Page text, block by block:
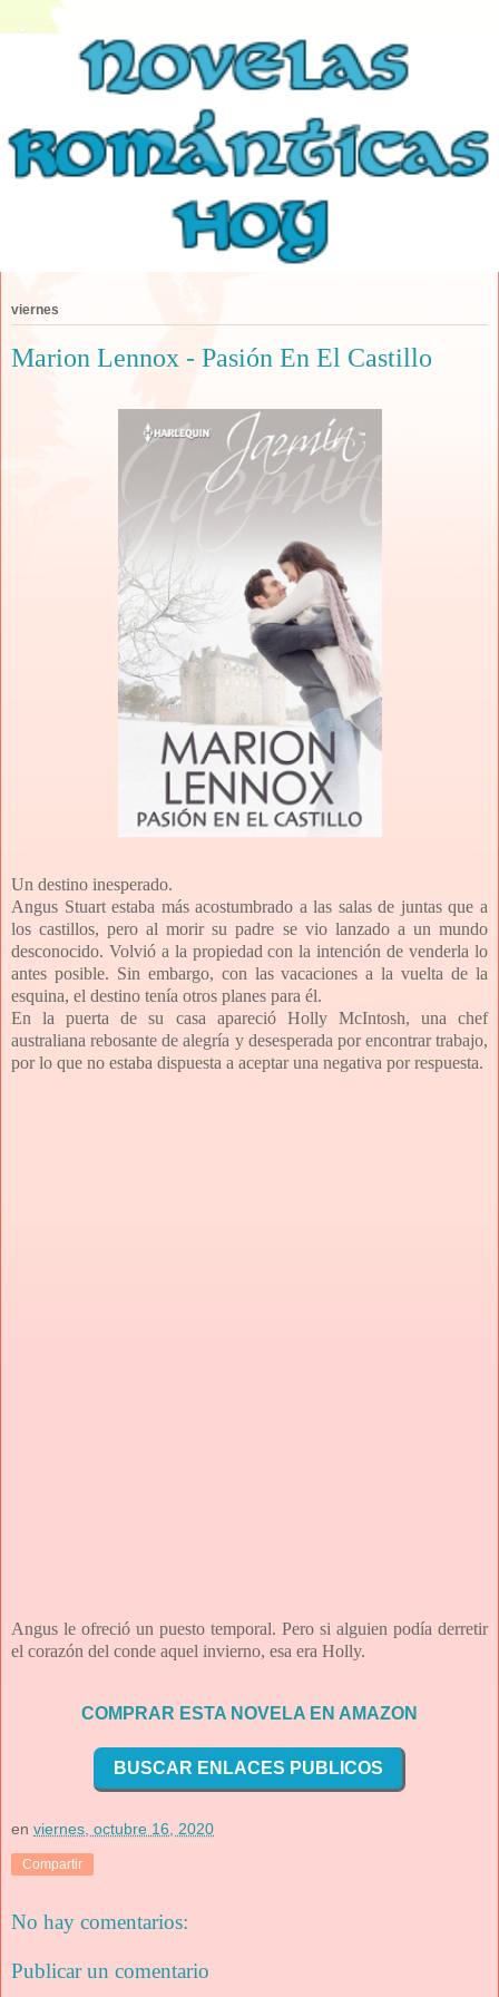
viernes
Marion Lennox - Pasión En El Castillo
Un destino inesperado.
Angus Stuart estaba más acostumbrado a las salas de juntas que a
los castillos, pero al morir su padre se vio lanzado a un mundo
desconocido. Volvió a la propiedad con la intención de venderla lo
antes posible. Sin embargo, con las vacaciones a la vuelta de la
esquina, el destino tenía otros planes para él.
En la puerta de su casa apareció Holly McIntosh, una chef
australiana rebosante de alegría y desesperada por encontrar trabajo,
por lo que no estaba dispuesta a aceptar una negativa por respuesta.
Angus le ofreció un puesto temporal. Pero si alguien podía derretir
el corazón del conde aquel invierno, esa era Holly.
COMPRAR ESTA NOVELA EN AMAZON
BUSCAR ENLACES PUBLICOS
en viernes, octubre 16, 2020
Compartir
No hay comentarios:
Publicar un comentario